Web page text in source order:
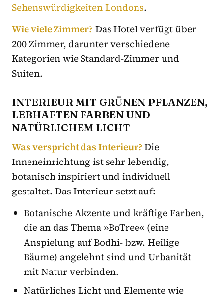
Sehenswürdigkeiten Londons.
Wie viele Zimmer? Das Hotel verfügt über
200 Zimmer, darunter verschiedene
Kategorien wie Standard-Zimmer und
Suiten.
INTERIEUR MIT GRÜNEN PFLANZEN,
LEBHAFTEN FARBEN UND
NATÜRLICHEM LICHT
Was verspricht das Interieur?Die
Inneneinrichtung ist sehr lebendig,
botanisch inspiriert und individuell
gestaltet. Das Interieur setzt auf:
Botanische Akzente und kräftige Farben,
die an das Thema »BoTree« (eine
Anspielung auf Bodhi- bzw. Heilige
Bäume) angelehnt sind und Urbanität
mit Natur verbinden.
Natürliches Licht und Elemente wie